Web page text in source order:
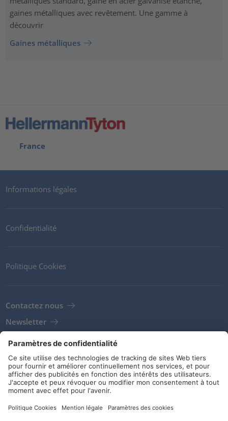
gaines métalliques avec revêtement. Une gamme à
découvrir
Gaines métalliques
France
Informations légales
Confidentialité
Politique Cookies
Contactez nous
Newsletter
Clients
Fournisseurs
Conditions de stockage
Réseaux sociaux